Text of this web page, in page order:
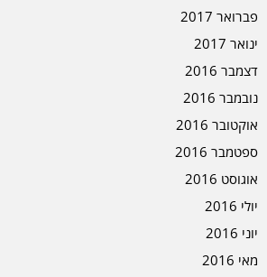
פברואר 2017
ינואר 2017
דצמבר 2016
נובמבר 2016
אוקטובר 2016
ספטמבר 2016
אוגוסט 2016
יולי 2016
יוני 2016
מאי 2016